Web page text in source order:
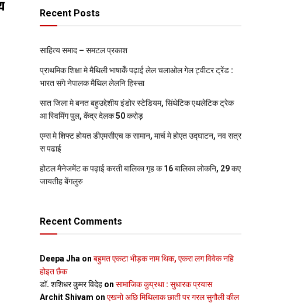
Recent Posts
साहित्य समाद – समटल प्रकाश
प्राथमिक शि‍क्षा मे मैथि‍ली भाषाकेँ पढ़ाई लेल चलाओल गेल ट्वीटर ट्रेंड :
भारत संगे नेपालक मैथिल लेलनि हिस्सा
सात जिला मे बनत बहुउद्देशीय इंडोर स्‍टेडि‍यम, सिंथेटिक एथलेटिक ट्रेक
आ स्विमिंग पुल, केंद्र देलक 50 करोड़
एम्स मे शिफ्ट होयत डीएमसीएच क सामान, मार्च मे होएत उद्घाटन, नव सत्र
स पढाई
होटल मैनेजमेंट क पढ़ाई करती बालिका गृह क 16 बालिका लोकनि, 29 कए
जायतीह बेंगलुरु
Recent Comments
Deepa Jha on बहुमत एकटा भीड़क नाम थिक, एकरा लग विवेक नहि
होइत छैक
डॉ. शशिधर कुमर विदेह on सामाजिक कुप्रथा : सुधारक प्रयास
Archit Shivam on एखनो अछि मिथिलाक छाती पर गरल सुगौली कील